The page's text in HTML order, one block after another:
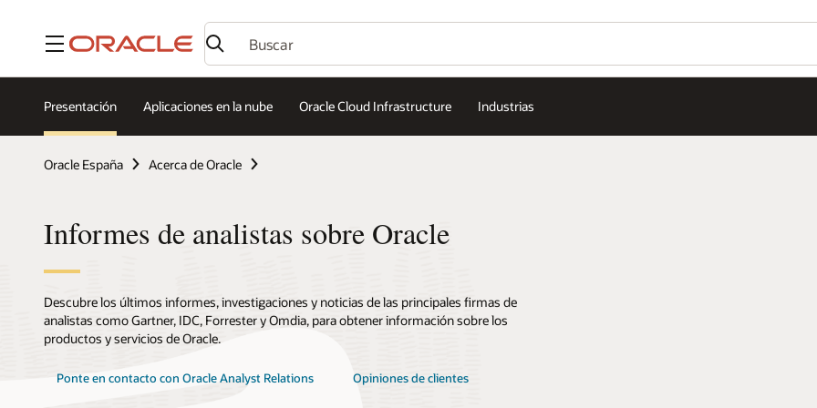
Menú
Presentación Aplicaciones en la nube Oracle Cloud Infrastructure Industrias
Oracle España Acerca de Oracle
Informes de analistas sobre Oracle
Descubre los últimos informes, investigaciones y noticias de las principales firmas de
analistas como Gartner, IDC, Forrester y Omdia, para obtener información sobre los
productos y servicios de Oracle.
Ponte en contacto con Oracle Analyst Relations Opiniones de clientes